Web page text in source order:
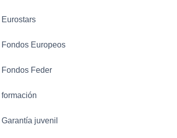
Eurostars
Fondos Europeos
Fondos Feder
formación
Garantía juvenil